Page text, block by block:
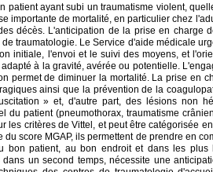
patient ayant subi un traumatisme violent,
importante de mortalité, en particulier chez
décès. L'anticipation de la prise en charge
traumatologie. Le Service d'aide médicale
initiale, l'envoi et le suivi des moyens, et
à la gravité, avérée ou potentielle.
permet de diminuer la mortalité. La prise en
ainsi que la prévention de la
» et, d'autre part, des lésions non
du patient (pneumothorax, traumatisme
les critères de Vittel, et peut être catégorisée
du score MGAP, ils permettent de prendre en
bon patient, au bon endroit et dans les
dans un second temps, nécessite une